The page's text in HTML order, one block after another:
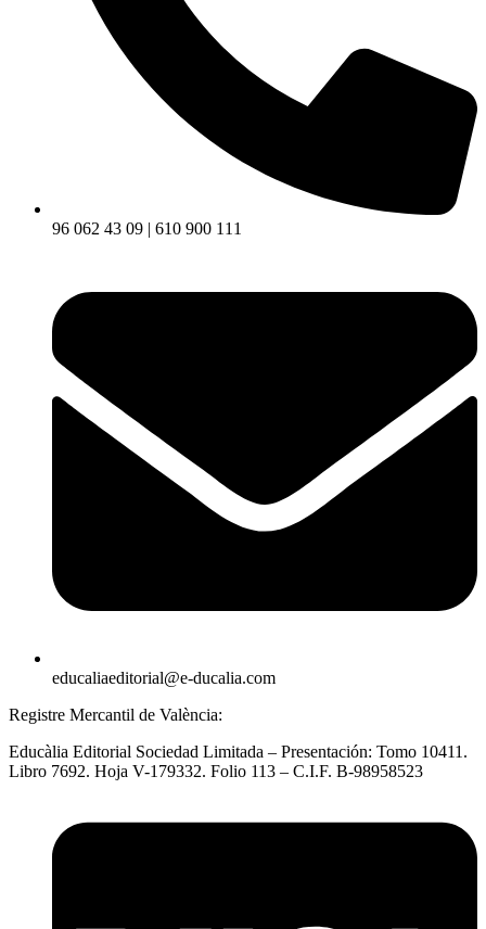
96 062 43 09 | 610 900 111
educaliaeditorial@e-ducalia.com
Registre Mercantil de València:
Educàlia Editorial Sociedad Limitada – Presentación: Tomo 10411.
Libro 7692. Hoja V-179332. Folio 113 – C.I.F. B-98958523